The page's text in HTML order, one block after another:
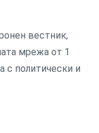
вестник,
мрежа от 1
с политически и